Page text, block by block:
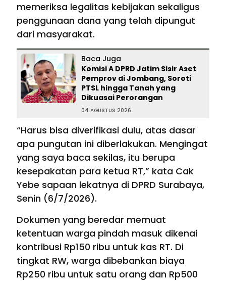
memeriksa legalitas kebijakan sekaligus
penggunaan dana yang telah dipungut
dari masyarakat.
Baca Juga
Komisi A DPRD Jatim Sisir Aset
Pemprov di Jombang, Soroti
PTSL hingga Tanah yang
Dikuasai Perorangan
04 AGUSTUS 2026
“Harus bisa diverifikasi dulu, atas dasar
apa pungutan ini diberlakukan. Mengingat
yang saya baca sekilas, itu berupa
kesepakatan para ketua RT,” kata Cak
Yebe sapaan lekatnya di DPRD Surabaya,
Senin (6/7/2026).
Dokumen yang beredar memuat
ketentuan warga pindah masuk dikenai
kontribusi Rp150 ribu untuk kas RT. Di
tingkat RW, warga dibebankan biaya
Rp250 ribu untuk satu orang dan Rp500